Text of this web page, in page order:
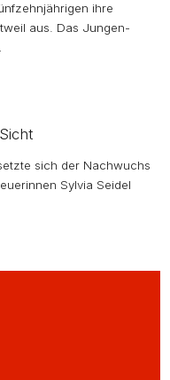
ihre
aus. Das Jungen-
sich der Nachwuchs
Sylvia Seidel